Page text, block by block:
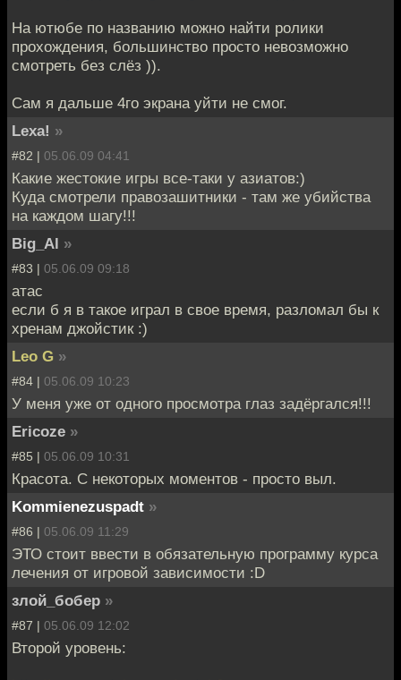
На ютюбе по названию можно найти ролики
прохождения, большинство просто невозможно
смотреть без слёз )).
Сам я дальше 4го экрана уйти не смог.
Lexa! »
#82 | 05.06.09 04:41
Какие жестокие игры все-таки у азиатов:)
Куда смотрели правозашитники - там же убийства
на каждом шагу!!!
Big_Al »
#83 | 05.06.09 09:18
атас
если б я в такое играл в свое время, разломал бы к
хренам джойстик :)
Leo G »
#84 | 05.06.09 10:23
У меня уже от одного просмотра глаз задёргался!!!
Ericoze »
#85 | 05.06.09 10:31
Красота. С некоторых моментов - просто выл.
Kommienezuspadt »
#86 | 05.06.09 11:29
ЭТО стоит ввести в обязательную программу курса
лечения от игровой зависимости :D
злой_бобер »
#87 | 05.06.09 12:02
Второй уровень: